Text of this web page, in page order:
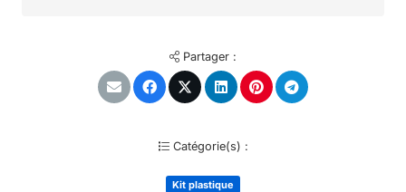
Partager :
Catégorie(s) :
Kit plastique